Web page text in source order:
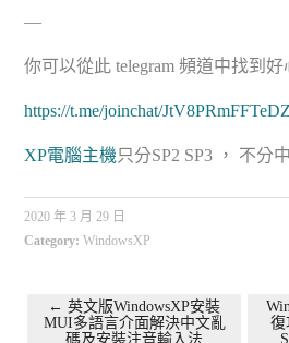
—
你可以從此 telegram 頻道中找到
https://t.me/joinchat/
XP電腦主機只分SP2 SP3 ， 不分
2020 年 3 月 29 日
Category:WindowsXP
Post navigation
← 英文版WindowsXP安裝
MUI多語言介面解決中文亂
碼及安裝注音輸入法
復